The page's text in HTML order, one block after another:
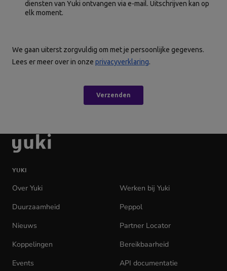
Ga
naar
homepage
YUKI
Over Yuki Werken bij Yuki
Duurzaamheid
Peppol
Nieuws
Partner Locator
Koppelingen
Bereikbaarheid
Events
API documentatie